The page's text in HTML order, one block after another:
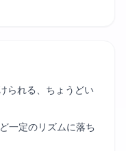
られる、ちょうどい
一定のリズムに落ち